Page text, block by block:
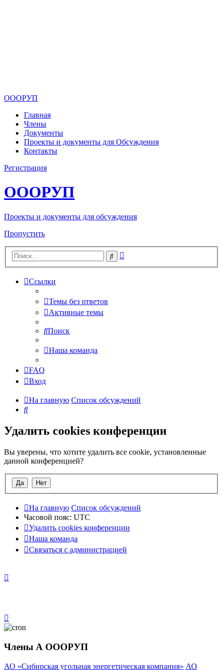
ОООРУП
Главная
Члены
Документы
Проекты и документы для Обсуждения
Контакты
Регистрация
ОООРУП
Проекты и документы для обсуждения
Пропустить
Поиск
Ссылки
Темы без ответов
Активные темы
Поиск
Наша команда
FAQ
Вход
На главную Список обсуждений
Поиск
Удалить cookies конференции
Вы уверены, что хотите удалить все cookie, установленные
данной конференцией?
На главную Список обсуждений
Часовой пояс: UTC
Удалить cookies конференции
Наша команда
Связаться с администрацией
Члены А ОООРУП
АО «Сибирская угольная энергетическая компания» АО